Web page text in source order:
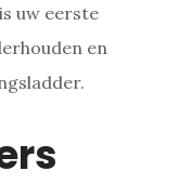
uw eerste
en